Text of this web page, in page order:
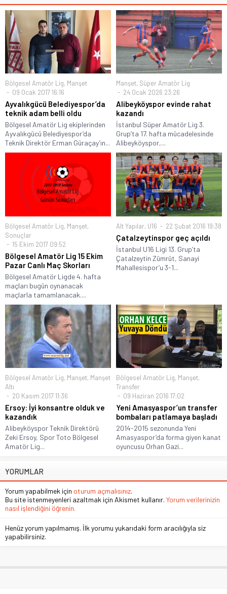
Bölgesel Amatör Lig, Manşet
09 Ocak 2017 16:16
Ayvalıkgücü Belediyespor’da
teknik adam belli oldu
Bölgesel Amatör Lig ekiplerinden
Ayvalıkgücü Belediyespor’da
Teknik Direktör Erman Güraçay’ın...
Manşet, Süper Amatör Lig
24 Ocak 2026 23:26
Alibeyköyspor evinde rahat
kazandı
İstanbul Süper Amatör Lig 3.
Grup’ta 17. hafta mücadelesinde
Alibeyköyspor,...
Bölgesel Amatör Lig, Manşet,
Sonuçlar
15 Ekim 2017 09:52
Bölgesel Amatör Lig 15 Ekim
Pazar Canlı Maç Skorları
Bölgesel Amatör Ligde 4. hafta
maçları bugün oynanacak
maçlarla tamamlanacak....
Alt Yapılar, U16 22 Şubat 2016 19:38
Çatalzeytinspor geç açıldı
İstanbul U16 Ligi 13. Grup’ta
Çatalzeytin Zümrüt, Sanayi
Mahallesispor’u 3-1...
Bölgesel Amatör Lig, Manşet, Manşet
Altı
20 Kasım 2017 11:36
Ersoy: İyi konsantre olduk ve
kazandık
Alibeyköyspor Teknik Direktörü
Zeki Ersoy, Spor Toto Bölgesel
Amatör Lig...
Bölgesel Amatör Lig, Manşet,
Transfer
09 Haziran 2016 17:02
Yeni Amasyaspor’un transfer
bombaları patlamaya başladı
2014-2015 sezonunda Yeni
Amasyaspor’da forma giyen kanat
oyuncusu Orhan Gazi...
YORUMLAR
Yorum yapabilmek için oturum açmalısınız.
Bu site istenmeyenleri azaltmak için Akismet kullanır. Yorum verilerinizin
nasıl işlendiğini öğrenin.
Henüz yorum yapılmamış. İlk yorumu yukarıdaki form aracılığıyla siz
yapabilirsiniz.